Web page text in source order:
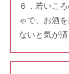
６．若いこ
ゃで、お酒
ないと気が